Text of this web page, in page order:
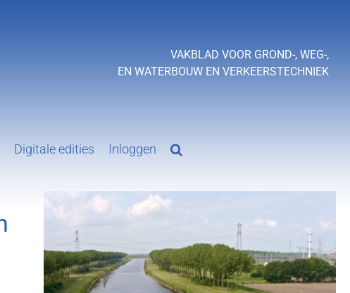
VAKBLAD VOOR GROND-, WEG-,
EN WATERBOUW EN VERKEERSTECHNIEK
Digitale edities Inloggen